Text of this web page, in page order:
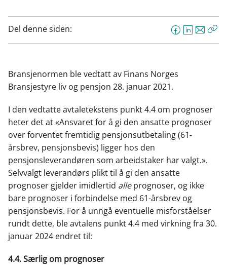
Del denne siden:
F
a
e
o
k
L
i
I
n
E
-
Bransjenormen ble vedtatt av Finans Norges
Bransjestyre liv og pensjon 28. januar 2021.
I den vedtatte avtaletekstens punkt 4.4 om prognoser
heter det at «Ansvaret for å gi den ansatte prognoser
over forventet fremtidig pensjonsutbetaling (61-
årsbrev, pensjonsbevis) ligger hos den
pensjonsleverandøren som arbeidstaker har valgt.».
Selvvalgt leverandørs plikt til å gi den ansatte
prognoser gjelder imidlertid alleprognoser, og ikke
bare prognoser i forbindelse med 61-årsbrev og
pensjonsbevis. For å unngå eventuelle misforståelser
rundt dette, ble avtalens punkt 4.4 med virkning fra 30.
januar 2024 endret til:
4.4. Særlig om prognoser